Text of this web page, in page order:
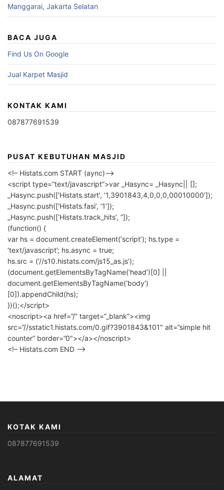
Manggarai, Jakarta Selatan
BACA JUGA
Find Us On Google
Jual Karpet Masjid
KONTAK KAMI
087877691539
PUSAT KEBUTUHAN MASJID
<!– Histats.com START (aync)–>
<script type=”text/javascript”>var _Hasync= _Hasync|| [];
_Hasync.push([‘Histats.start’, ‘1,3901843,4,0,0,0,00010000’]);
_Hasync.push([‘Histats.fasi’, ‘1’]);
_Hasync.push([‘Histats.track_hits’, ”]);
(function() {
var hs = document.createElement(‘script’); hs.type =
‘text/javascript’; hs.async = true;
hs.src = (‘//s10.histats.com/js15_as.js’);
(document.getElementsByTagName(‘head’)[0] ||
document.getElementsByTagName(‘body’)
[0]).appendChild(hs);
})();</script>
<noscript><a href=”/” target=”_blank”><img
src=”//sstatic1.histats.com/0.gif?3901843&101″ alt=”simple hit
counter” border=”0″></a></noscript>
<!– Histats.com END –>
KOTAK KAMI
087877691539
ALAMAT